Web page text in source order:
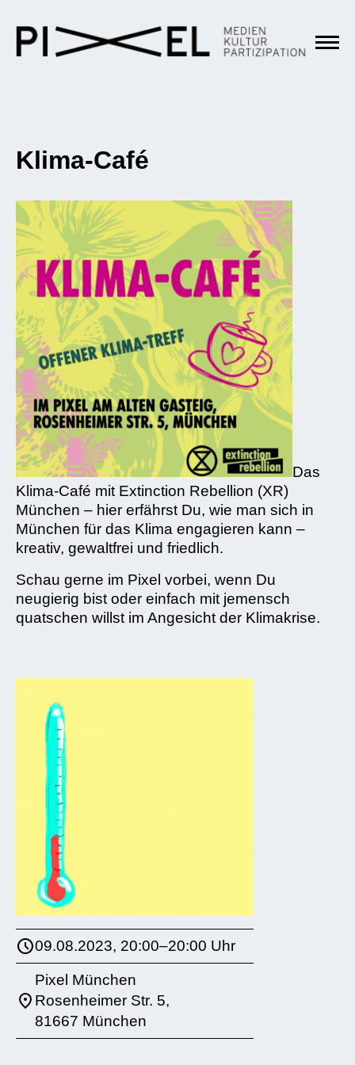
Klima-Café
Das
Klima-Café mit Extinction Rebellion (XR)
München – hier erfährst Du, wie man sich in
München für das Klima engagieren kann –
kreativ, gewaltfrei und friedlich.
Schau gerne im Pixel vorbei, wenn Du
neugierig bist oder einfach mit jemensch
quatschen willst im Angesicht der Klimakrise.
09.08.2023, 20:00–20:00 Uhr
Pixel München
Rosenheimer Str. 5,
81667 München